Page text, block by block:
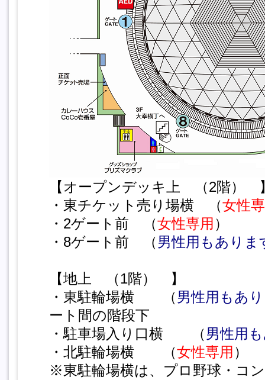
【オープンデッキ上 （2階）
・東チケット売り場横 （女性
・2ゲート前 （女性専用 ）
・8ゲート前 （男性用もありま
【地上 （1階） 】
・東駐輪場横 （男性用もあ
ート間の階段下
・駐車場入り口横 （男性用
・北駐輪場横 （女性専用 ）
※東駐輪場横は、プロ野球・コ